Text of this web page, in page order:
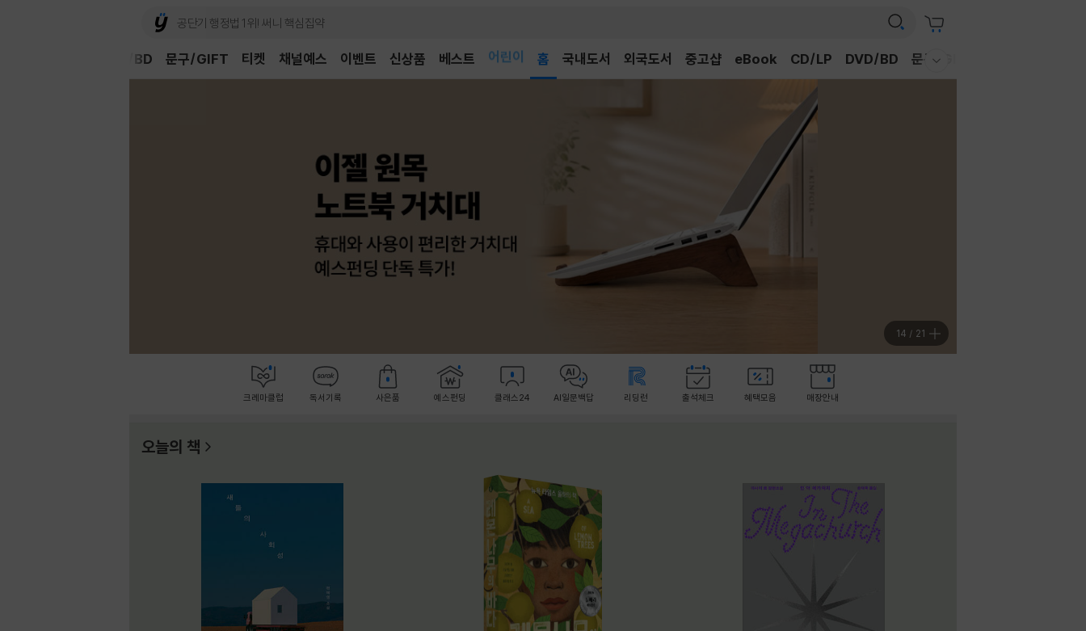
채널예스 이벤트 신상품 베스트
독후감
어린이
홈 국내도서 외국도서 중고샵 eBook CD/LP DVD/BD 문구/GIFT
DVD/BD 문구/GIFT 티켓
15 / 21
크레마클럽 독서기록 사은품 예스펀딩 클래스24 AI일문백답 리딩런 출석체크 혜택모음 매장안내
오늘의 책